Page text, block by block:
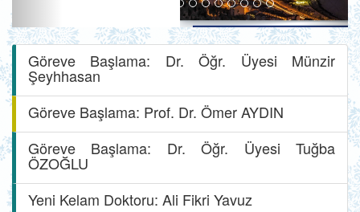
Göreve Başlama: Dr. Öğr. Üyesi Münzir
Şeyhhasan
Göreve Başlama: Prof. Dr. Ömer AYDIN
Göreve Başlama: Dr. Öğr. Üyesi Tuğba
ÖZOĞLU
Yeni Kelam Doktoru: Ali Fikri Yavuz